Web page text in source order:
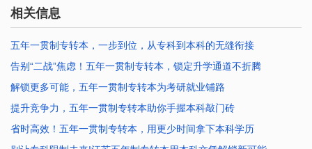
相关信息
五年一贯制专转本，一步到位，从专科到本科的无缝衔接
2026-07-25 10:12:47
告别“二战”焦虑！五年一贯制专转本，锁定升学通道不折腾
2026-07-20 10:40:01
解锁更多可能，五年一贯制专转本为考研就业铺路
2026-07-17 10:02:39
提升竞争力，五年一贯制专转本助你手握本科敲门砖
2026-07-16 10:01:41
省时高效！五年一贯制专转本，用更少时间拿下本科学历